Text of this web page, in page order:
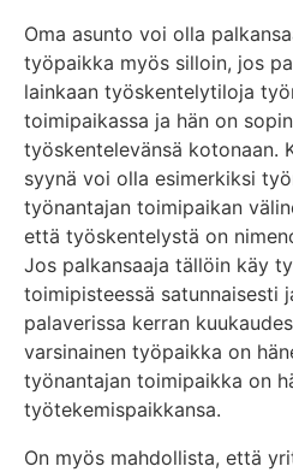
Oma asunto voi olla
työpaikka myös silloin, jos
lainkaan työskentelytiloja
toimipaikassa ja hän on
työskentelevänsä kotonaan.
syynä voi olla esimerkiksi
työnantajan toimipaikan
että työskentelystä on
Jos palkansaaja tällöin käy
toimipisteessä satunnaisesti
palaverissa kerran
varsinainen työpaikka on
työnantajan toimipaikka on
työtekemispaikkansa.
On myös mahdollista, että